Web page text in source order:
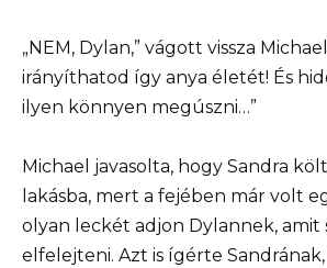
„NEM, Dylan,” vágott vissza
irányíthatod így anya életét! És
ilyen könnyen megúszni…”
Michael javasolta, hogy Sandra
lakásba, mert a fejében már volt
olyan leckét adjon Dylannek, amit
elfelejteni. Azt is ígérte